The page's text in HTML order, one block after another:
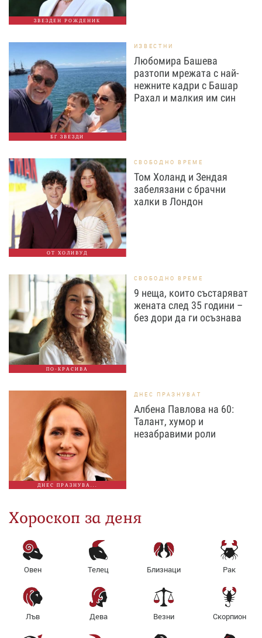
ЗВЕЗДЕН РОЖДЕНИК
БГ ЗВЕЗДИ
ИЗВЕСТНИ
Любомира Башева
разтопи мрежата с най-
нежните кадри с Башар
Рахал и малкия им син
ОТ ХОЛИВУД
СВОБОДНО ВРЕМЕ
Том Холанд и Зендая
забелязани с брачни
халки в Лондон
ПО-КРАСИВА
СВОБОДНО ВРЕМЕ
9 неща, които състаряват
жената след 35 години –
без дори да ги осъзнава
ДНЕС ПРАЗНУВА...
ДНЕС ПРАЗНУВАТ
Албена Павлова на 60:
Талант, хумор и
незабравими роли
Хороскоп за деня
Овен Телец Близнаци Рак
Лъв Дева Везни Скорпион